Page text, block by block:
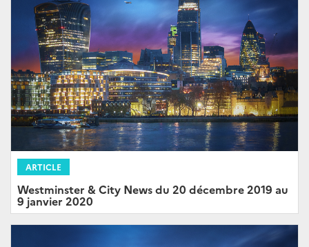
ARTICLE
Westminster & City News du 20 décembre 2019 au
9 janvier 2020